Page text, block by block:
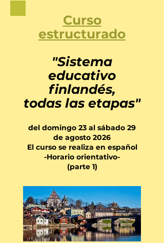
Curso
estructurado
"Sistema
educativo
finlandés,
todas las etapas"
del domingo 23 al sábado 29
de agosto 2026
El curso se realiza en español
-Horario orientativo-
(parte 1)